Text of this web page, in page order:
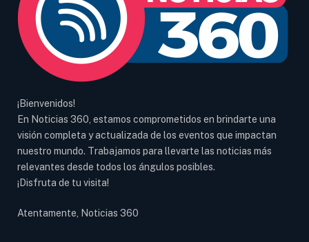
¡Bienvenidos!
En Noticias 360, estamos comprometidos en brindarte una
visión completa y actualizada de los eventos que impactan
nuestro mundo. Trabajamos para llevarte las noticias más
relevantes desde todos los ángulos posibles.
¡Disfruta de tu visita!
Atentamente, Noticias 360